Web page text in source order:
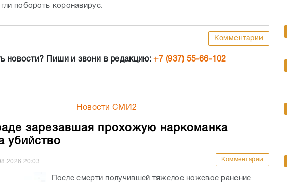
побороть коронавирус.
Комментарии
новости? Пиши и звони в редакцию:+7 (937) 55-66-102
Новости СМИ2
зарезавшая прохожую наркоманка
убийство
20:03 Комментарии
После смерти получившей тяжелое ножевое ранение